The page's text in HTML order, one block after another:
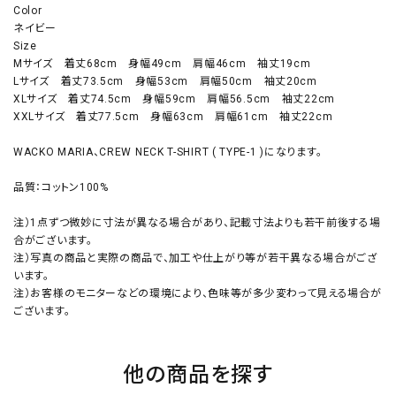
Color
ネイビー
Size
Mサイズ 着丈68cm 身幅49cm 肩幅46cm 袖丈19cm
Lサイズ 着丈73.5cm 身幅53cm 肩幅50cm 袖丈20cm
XLサイズ 着丈74.5cm 身幅59cm 肩幅56.5cm 袖丈22cm
XXLサイズ 着丈77.5cm 身幅63cm 肩幅61cm 袖丈22cm
WACKO MARIA、CREW NECK T-SHIRT ( TYPE-1 )になります。
品質：コットン100%
注）1点ずつ微妙に寸法が異なる場合があり、記載寸法よりも若干前後する場
合がございます。
注）写真の商品と実際の商品で、加工や仕上がり等が若干異なる場合がござ
います。
注）お客様のモニターなどの環境により、色味等が多少変わって見える場合が
ございます。
他の商品を探す